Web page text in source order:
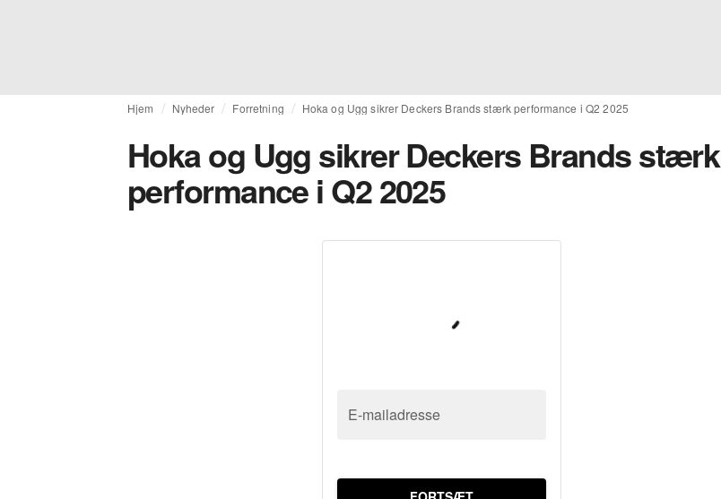
Hjem Nyheder Forretning Hoka og Ugg sikrer Deckers Brands stærk performance i Q2 2025
Hoka og Ugg sikrer Deckers Brands stærk
performance i Q2 2025
E-mailadresse